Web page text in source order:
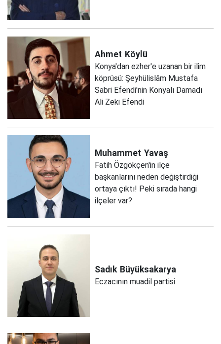
Ahmet Köylü
Konya'dan ezher'e uzanan bir ilim
köprüsü: Şeyhülislâm Mustafa
Sabri Efendi'nin Konyalı Damadı
Ali Zeki Efendi
Muhammet Yavaş
Fatih Özgökçen'in ilçe
başkanlarını neden değiştirdiği
ortaya çıktı! Peki sırada hangi
ilçeler var?
Sadık Büyüksakarya
Eczacının muadil partisi